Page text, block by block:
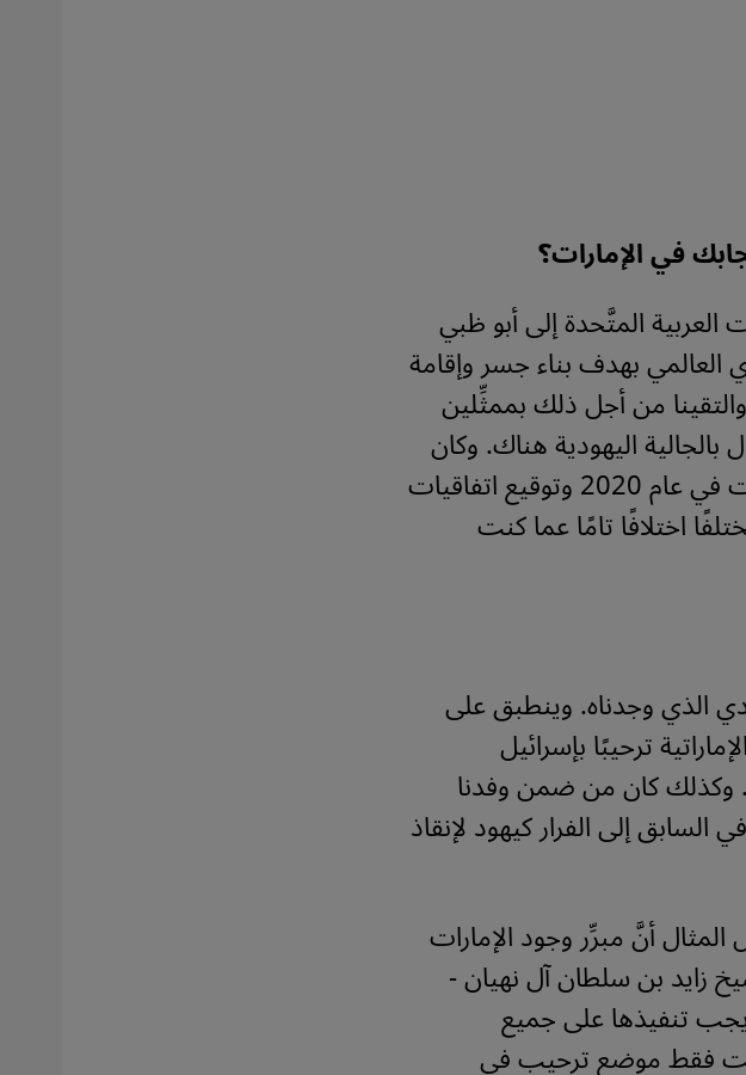
في الإمارات؟
العربية المتَّحدة إلى أبو ظبي
العالمي بهدف بناء جسر وإقامة
من أجل ذلك بممثِّلين
بالجالية اليهودية هناك. وكان
الانطباع العام غامرًا. لقد تابعنا جميعًا التطوُّرات في عام 2020 وتوقيع اتفاقيات
اختلافًا تامًا عما كنت
الذي وجدناه. وينطبق على
ترحيبًا بإسرائيل
وكذلك كان من ضمن وفدنا
إلى الفرار كيهود لإنقاذ
أنَّ مبرِّر وجود الإمارات
زايد بن سلطان آل نهيان -
يجب تنفيذها على جميع
فقط موضع ترحيب في